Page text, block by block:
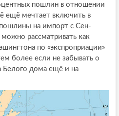
пошлин в отношении
ещё мечтает включить в
на импорт с Сен-
рассматривать как
по «экспроприации»
более если не забывать о
Белого дома ещё и на